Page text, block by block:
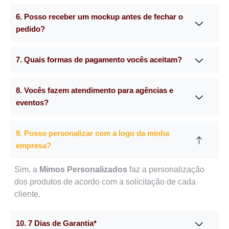
6. Posso receber um mockup antes de fechar o
pedido?
7. Quais formas de pagamento vocês aceitam?
8. Vocês fazem atendimento para agências e
eventos?
9. Posso personalizar com a logo da minha
empresa?
Sim, a Mimos Personalizados faz a personalização
dos produtos de acordo com a solicitação de cada
cliente.
10. 7 Dias de Garantia*